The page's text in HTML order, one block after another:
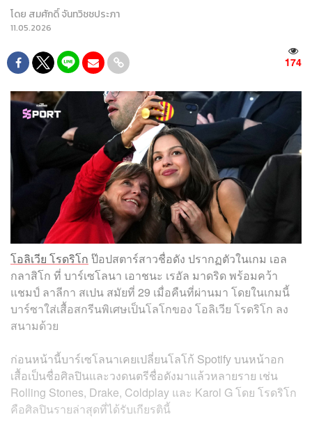
โดย สมศักดิ์ จันทวิชชประภา
11.05.2026
174
โอลิเวีย โรดริโก ป๊อปสตาร์สาวชื่อดัง ปรากฏตัวในเกม เอล
กลาสิโก ที่ บาร์เซโลนา เอาชนะ เรอัล มาดริด พร้อมคว้า
แชมป์ ลาลีกา สเปน สมัยที่ 29 เมื่อคืนที่ผ่านมา โดยในเกมนี้
บาร์ซาใส่เสื้อสกรีนพิเศษเป็นโลโกของ โอลิเวีย โรดริโก ลง
สนามด้วย
ก่อนหน้านี้บาร์เซโลนาเคยเปลี่ยนโลโก้ Spotify บนหน้าอก
เสื้อเป็นชื่อศิลปินและวงดนตรีชื่อดังมาแล้วหลายราย เช่น
Rolling Stones, Drake, Coldplay และ Karol G โดย โรดริโก
คือศิลปินรายล่าสุดที่ได้รับเกียรตินี้